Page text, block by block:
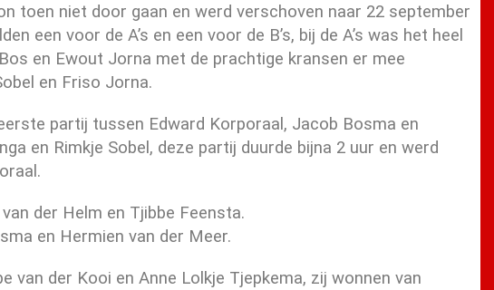
toen niet door gaan en werd verschoven naar 22 september
een voor de A’s en een voor de B’s, bij de A’s was het heel
en Ewout Jorna met de prachtige kransen er mee
en Friso Jorna.
partij tussen Edward Korporaal, Jacob Bosma en
en Rimkje Sobel, deze partij duurde bijna 2 uur en werd
der Helm en Tjibbe Feensta.
en Hermien van der Meer.
van der Kooi en Anne Lolkje Tjepkema, zij wonnen van